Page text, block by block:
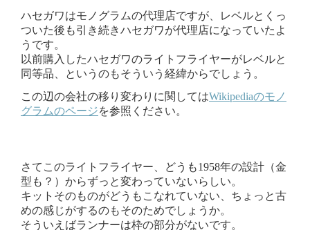
ハセガワはモノグラムの代理店ですが、レベルとくっ
ついた後も引き続きハセガワが代理店になっていたよ
うです。
以前購入したハセガワのライトフライヤーがレベルと
同等品、というのもそういう経緯からでしょう。
この辺の会社の移り変わりに関してはWikipediaのモノ
グラムのページを参照ください。
さてこのライトフライヤー、どうも1958年の設計（金
型も？）からずっと変わっていないらしい。
キットそのものがどうもこなれていない、ちょっと古
めの感じがするのもそのためでしょうか。
そういえばランナーは枠の部分がないです。